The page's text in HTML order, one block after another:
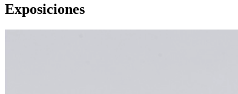
Exposiciones